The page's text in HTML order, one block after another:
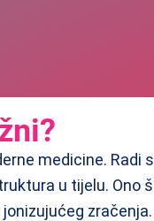
medicine.
u tijelu.
zračenja.